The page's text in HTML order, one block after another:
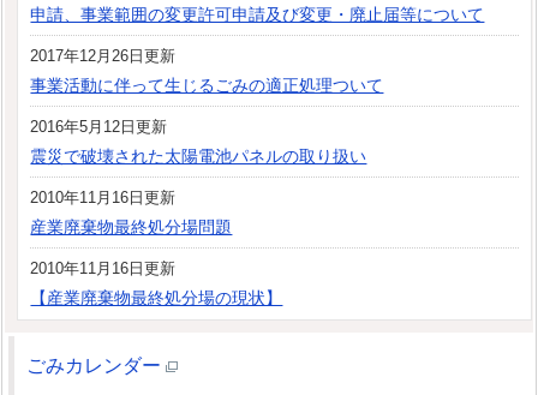
申請、事業範囲の変更許可申請及び変更・廃止届等について
2017年12月26日更新
事業活動に伴って生じるごみの適正処理ついて
2016年5月12日更新
震災で破壊された太陽電池パネルの取り扱い
2010年11月16日更新
産業廃棄物最終処分場問題
2010年11月16日更新
【産業廃棄物最終処分場の現状】
ごみカレンダー